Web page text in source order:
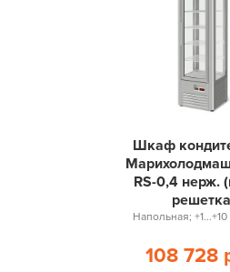
Шкаф
RS-0,4 нерж.
Напольная;
108 728